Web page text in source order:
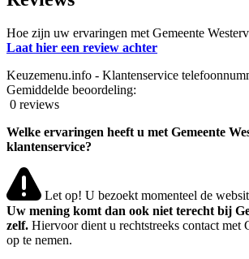
Hoe zijn uw ervaringen met Gemeente
Laat hier een review achter
Keuzemenu.info - Klantenservice
Gemiddelde beoordeling:
0 reviews
Welke ervaringen heeft u met Gemeente
klantenservice?
Let op! U bezoekt momenteel de
Uw mening komt dan ook niet terecht bij
zelf. Hiervoor dient u rechtstreeks contact met
op te nemen.